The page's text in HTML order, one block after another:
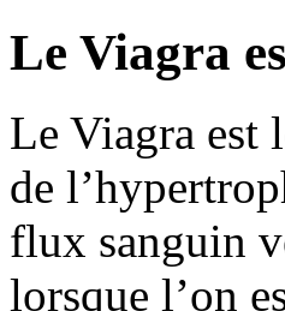
Le Viagra
Le Viagra est
de
flux sanguin
lorsque l’on